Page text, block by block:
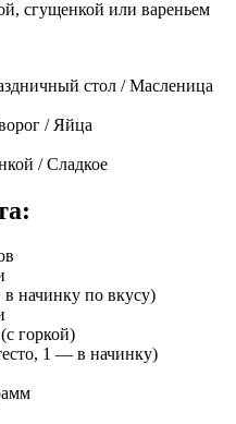
сгущенкой или вареньем
стол / Масленица
/ Яйца
/ Сладкое
начинку по вкусу)
горкой)
1 — в начинку)